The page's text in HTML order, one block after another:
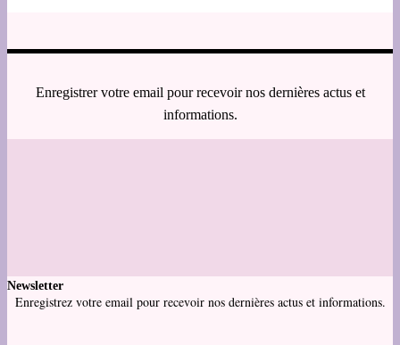
Enregistrer votre email pour recevoir nos dernières actus et
informations.
Newsletter
Enregistrez votre email pour recevoir nos dernières actus et informations.